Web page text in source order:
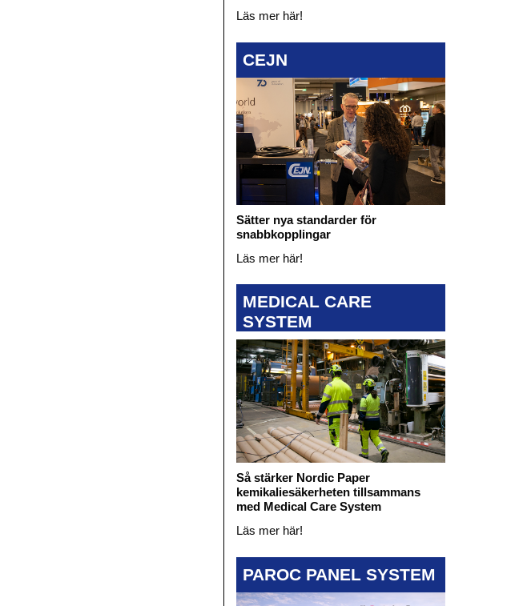
Läs mer här!
CEJN
Sätter nya standarder för
snabbkopplingar
Läs mer här!
MEDICAL CARE
SYSTEM
Så stärker Nordic Paper
kemikaliesäkerheten tillsammans
med Medical Care System
Läs mer här!
PAROC PANEL SYSTEM